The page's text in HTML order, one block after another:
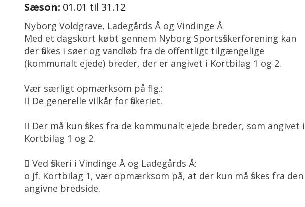
Sæson: 01.01 til 31.12
Nyborg Voldgrave, Ladegårds Å og Vindinge Å
Med et dagskort købt gennem Nyborg Sportsfiskerforening kan
der fiskes i søer og vandløb fra de offentligt tilgængelige
(kommunalt ejede) breder, der er angivet i Kortbilag 1 og 2.
Vær særligt opmærksom på flg.:
 De generelle vilkår for fiskeriet.
 Der må kun fiskes fra de kommunalt ejede breder, som angivet i
Kortbilag 1 og 2.
 Ved fiskeri i Vindinge Å og Ladegårds Å:
o Jf. Kortbilag 1, vær opmærksom på, at der kun må fiskes fra den
angivne bredside.